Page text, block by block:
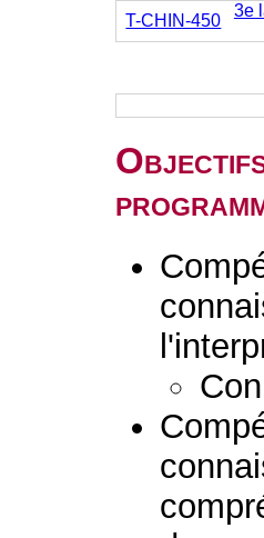
T-CHIN-450
3e